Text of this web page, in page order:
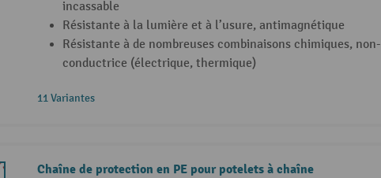
incassable
Résistante à la lumière et à l’usure, antimagnétique
Résistante à de nombreuses combinaisons chimiques, non-
conductrice (électrique, thermique)
11 Variantes
Chaîne de protection en PE pour potelets à chaîne